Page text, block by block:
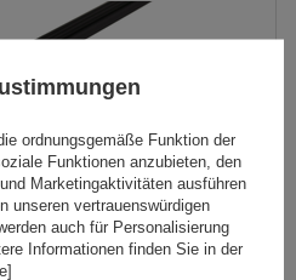
ordnungsgemäße Funktion der
Funktionen anzubieten, den
Marketingaktivitäten ausführen
unseren vertrauenswürdigen
auch für Personalisierung
Informationen finden Sie in der